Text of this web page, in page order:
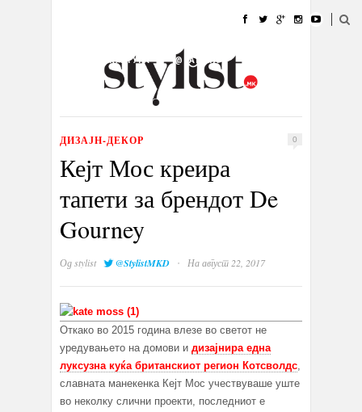
УБАВИНА
КУЛТУРА @РАБОТА
ИЗЛОГ
ДИЗАЈН-ДЕКОР 0
Кејт Мос креира
тапети за брендот De
Gourney
Одstylist @StylistMKD · На август 22, 2017
Откако во 2015 година влезе во светот не
уредувањето на домови и дизајнира една
луксузна куќа британскиот регион Котсволдс,
славната манекенка Кејт Мос учествуваше уште
во неколку слични проекти, последниот е